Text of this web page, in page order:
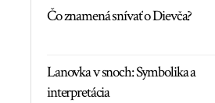
Čo znamená snívať o Dievča?
Lanovka v snoch: Symbolika a
interpretácia